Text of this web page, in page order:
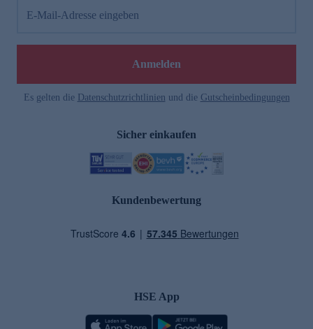
E-Mail-Adresse eingeben
Anmelden
Es gelten die Datenschutzrichtlinien und die Gutscheinbedingungen
Sicher einkaufen
Kundenbewertung
HSE App